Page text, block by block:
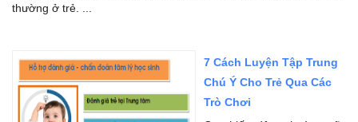
thường ở trẻ. ...
7 Cách Luyện Tập Trung
Chú Ý Cho Trẻ Qua Các
Trò Chơi